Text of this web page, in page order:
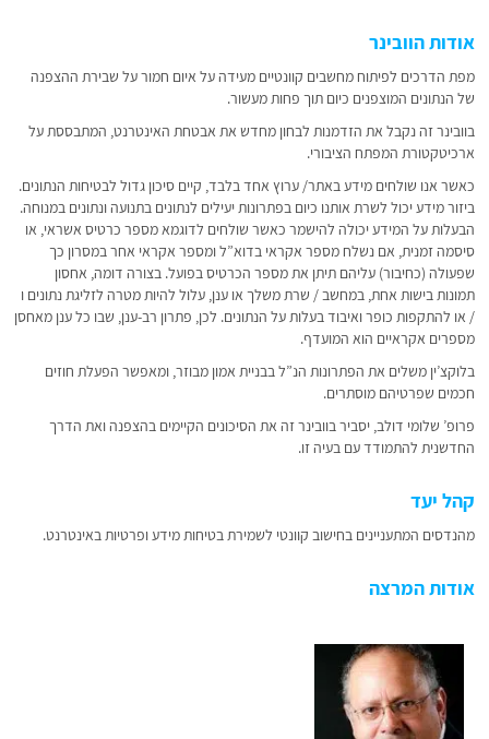
אודות הוובינר
מפת הדרכים לפיתוח מחשבים קוונטיים מעידה על איום חמור על שבירת ההצפנה
של הנתונים המוצפנים כיום תוך פחות מעשור.
בוובינר זה נקבל את הזדמנות לבחון מחדש את אבטחת האינטרנט, המתבססת על
ארכיטקטורת המפתח הציבורי.
כאשר אנו שולחים מידע באתר/ ערוץ אחד בלבד, קיים סיכון גדול לבטיחות הנתונים.
ביזור מידע יכול לשרת אותנו כיום בפתרונות יעילים לנתונים בתנועה ונתונים במנוחה.
הבעלות על המידע יכולה להישמר כאשר שולחים לדוגמא מספר כרטיס אשראי, או
סיסמה זמנית, אם נשלח מספר אקראי בדוא”ל ומספר אקראי אחר במסרון כך
שפעולה (כחיבור) עליהם תיתן את מספר הכרטיס בפועל. בצורה דומה, אחסון
תמונות בישות אחת, במחשב / שרת משלך או ענן, עלול להיות מטרה לזליגת נתונים ו
/ או להתקפות כופר ואיבוד בעלות על הנתונים. לכן, פתרון רב-ענן, שבו כל ענן מאחסן
מספרים אקראיים הוא המועדף.
בלוקצ’ין משלים את הפתרונות הנ”ל בבניית אמון מבוזר, ומאפשר הפעלת חוזים
חכמים שפרטיהם מוסתרים.
פרופ’ שלומי דולב, יסביר בוובינר זה את הסיכונים הקיימים בהצפנה ואת הדרך
החדשנית להתמודד עם בעיה זו.
קהל יעד
מהנדסים המתעניינים בחישוב קוונטי לשמירת בטיחות מידע ופרטיות באינטרנט.
אודות המרצה